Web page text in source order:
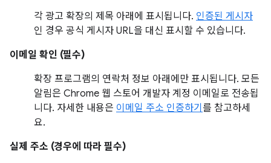
각 광고 확장의 제목 아래에 표시됩니다. 인증된 게시자
인 경우 공식 게시자 URL을 대신 표시할 수 있습니다.
이메일 확인 (필수)
확장 프로그램의 연락처 정보 아래에만 표시됩니다. 모든
알림은 Chrome 웹 스토어 개발자 계정 이메일로 전송됩
니다. 자세한 내용은 이메일 주소 인증하기 를 참고하세
요.
실제 주소 (경우에 따라 필수)